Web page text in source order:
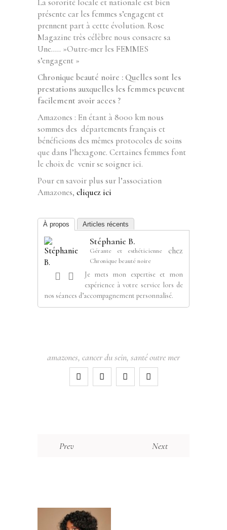
La sororité locale et nationale est bien
présente car les femmes s’engagent et
prennent part à cette évolution. Rose
Magazine très célèbre nous consacre sa
Une….. »Outre-mer les FEMMES
s’engagent »
Chronique beauté noire : Quelles sont les
prestations auxquelles les femmes peuvent
facilement avoir acces ?
Amazones : En étant à 8000 km nous
sommes des départements français et
bénéficions des mêmes protocoles de soins
que dans l’hexagone. Certaines femmes font
le choix de venir se soigner ici.
Pour en savoir plus sur l’association
Amazones, cliquez ici
À propos Articles récents
Stéphanie B.
Gérante et esthéticienne chez
Chronique beauté noire
Je mets mon expertise et mon
expérience à votre service lors de
nos séances d’accompagnement personnalisé.
amazones, cancer du sein, santé outre mer
Prev Next